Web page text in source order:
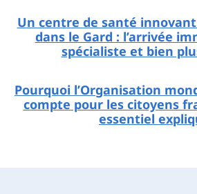
Un centre de santé
dans le Gard : l’arrivée
spécialiste et bien
Pourquoi l’Organisation
compte pour les citoyens
essentiel